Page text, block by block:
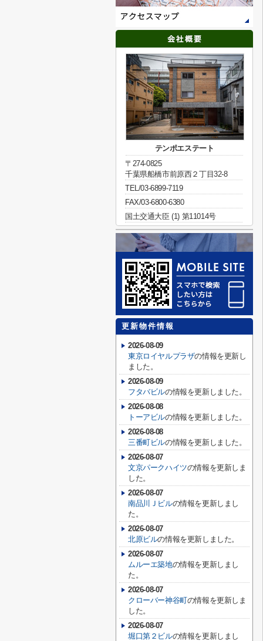
テンポエステート
〒274-0825
千葉県船橋市前原西２丁目32-8
TEL/03-6899-7119
FAX/03-6800-6380
国土交通大臣 (1) 第11014号
更新物件情報
2026-08-09
東京ロイヤルプラザの情報を更新し
ました。
2026-08-09
フタバビルの情報を更新しました。
2026-08-08
トーアビルの情報を更新しました。
2026-08-08
三番町ビルの情報を更新しました。
2026-08-07
文京パークハイツの情報を更新しま
した。
2026-08-07
南品川Ｊビルの情報を更新しまし
た。
2026-08-07
北原ビルの情報を更新しました。
2026-08-07
ムルーエ築地の情報を更新しまし
た。
2026-08-07
クローバー神谷町の情報を更新しま
した。
2026-08-07
堀口第２ビルの情報を更新しまし